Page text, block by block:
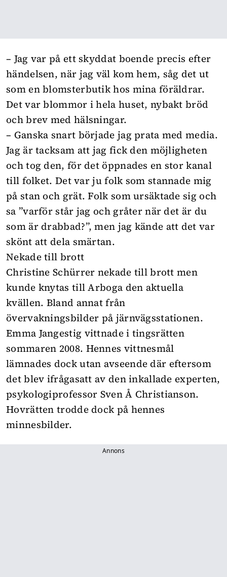
– Jag var på ett skyddat boende precis efter
händelsen, när jag väl kom hem, såg det ut
som en blomsterbutik hos mina föräldrar.
Det var blommor i hela huset, nybakt bröd
och brev med hälsningar.
– Ganska snart började jag prata med media.
Jag är tacksam att jag fick den möjligheten
och tog den, för det öppnades en stor kanal
till folket. Det var ju folk som stannade mig
på stan och grät. Folk som ursäktade sig och
sa ”varför står jag och gråter när det är du
som är drabbad?”, men jag kände att det var
skönt att dela smärtan.
Nekade till brott
Christine Schürrer nekade till brott men
kunde knytas till Arboga den aktuella
kvällen. Bland annat från
övervakningsbilder på järnvägsstationen.
Emma Jangestig vittnade i tingsrätten
sommaren 2008. Hennes vittnesmål
lämnades dock utan avseende där eftersom
det blev ifrågasatt av den inkallade experten,
psykologiprofessor Sven Å Christianson.
Hovrätten trodde dock på hennes
minnesbilder.
Annons